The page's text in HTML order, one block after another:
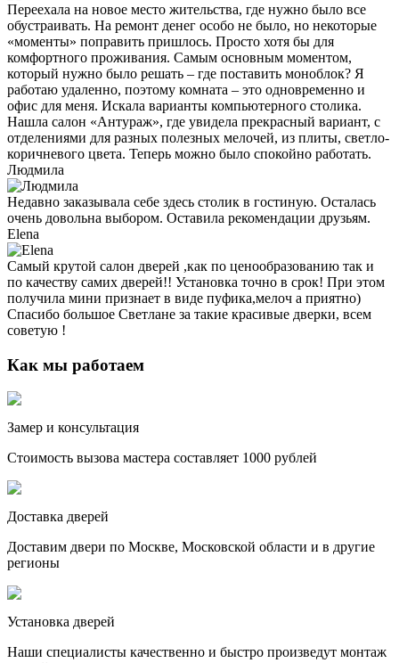
Переехала на новое место жительства, где нужно было все
обустраивать. На ремонт денег особо не было, но некоторые
«моменты» поправить пришлось. Просто хотя бы для
комфортного проживания. Самым основным моментом,
который нужно было решать – где поставить моноблок? Я
работаю удаленно, поэтому комната – это одновременно и
офис для меня. Искала варианты компьютерного столика.
Нашла салон «Антураж», где увидела прекрасный вариант, с
отделениями для разных полезных мелочей, из плиты, светло-
коричневого цвета. Теперь можно было спокойно работать.
Людмила
Недавно заказывала себе здесь столик в гостиную. Осталась
очень довольна выбором. Оставила рекомендации друзьям.
Elena
Самый крутой салон дверей ,как по ценообразованию так и
по качеству самих дверей!! Установка точно в срок! При этом
получила мини признает в виде пуфика,мелоч а приятно)
Спасибо большое Светлане за такие красивые дверки, всем
советую !
Как мы работаем
Замер и консультация
Стоимость вызова мастера составляет 1000 рублей
Доставка дверей
Доставим двери по Москве, Московской области и в другие
регионы
Установка дверей
Наши специалисты качественно и быстро произведут монтаж